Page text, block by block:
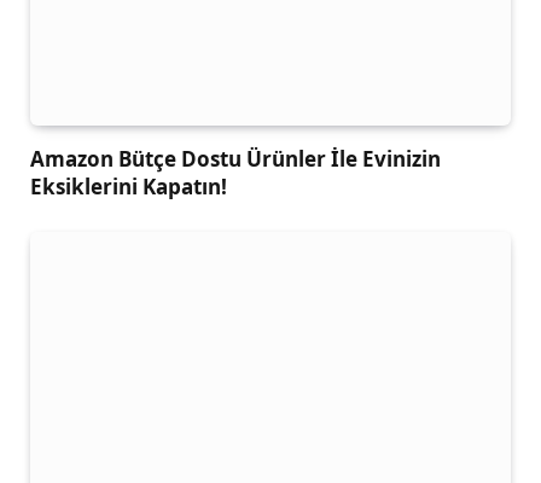
Amazon Bütçe Dostu Ürünler İle Evinizin
Eksiklerini Kapatın!